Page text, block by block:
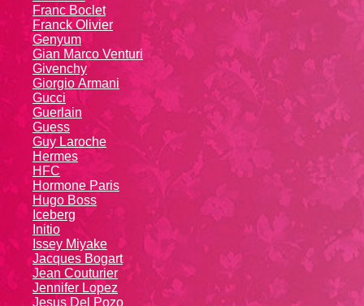
Franc Boclet
Franck Olivier
Genyum
Gian Marco Venturi
Givenchy
Giоrgio Аrmаni
Gucci
Guerlain
Guess
Guy Laroche
Hermes
HFC
Hormone Paris
Hugo Boss
Iceberg
Initio
Issey Miyake
Jacques Bogart
Jean Couturier
Jennifer Lopez
Jesus Del Pozo